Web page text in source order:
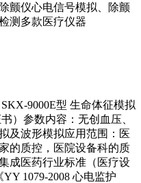
颤仪心电信号模拟、除颤
测多款医疗仪器
9000E型 生命体征模拟
）参数内容：无创血压、
及波形模拟应用范围：医
的质控，医院设备科的质
成医药行业标准（医疗设
1079-2008 心电监护